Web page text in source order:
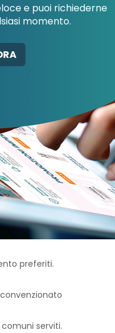
A&V PHARMA
e puoi richiederne
momento.
preferiti.
serviti.